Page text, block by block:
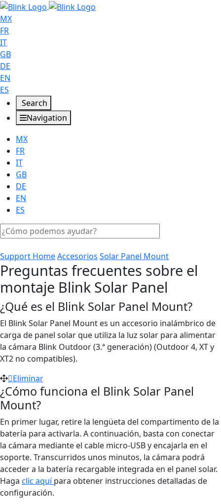
MX
FR
IT
GB
DE
EN
ES
Search
Navigation
MX
FR
IT
GB
DE
EN
ES
Support HomeAccesorios Solar Panel Mount
Preguntas frecuentes sobre el
montaje Blink Solar Panel
¿Qué es el Blink Solar Panel Mount?
El Blink Solar Panel Mount es un accesorio inalámbrico de
carga de panel solar que utiliza la luz solar para alimentar
la cámara Blink Outdoor (3.ª generación) (Outdoor 4, XT y
XT2 no compatibles).
Eliminar
¿Cómo funciona el Blink Solar Panel
Mount?
En primer lugar, retire la lengüeta del compartimento de la
batería para activarla. A continuación, basta con conectar
la cámara mediante el cable micro-USB y encajarla en el
soporte. Transcurridos unos minutos, la cámara podrá
acceder a la batería recargable integrada en el panel solar.
Haga clic aquípara obtener instrucciones detalladas de
configuración.